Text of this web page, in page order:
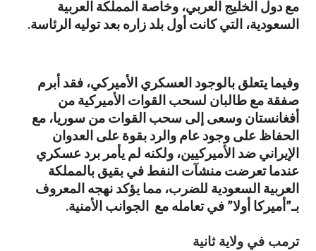
مع دول الخليج العربي، وخاصة المملكة العربية
السعودية، التي كانت أول بلد زاره بعد توليه الرئاسة.
وفيما يتعلق بالوجود العسكري الأميركي، فقد أبرم
صفقة مع طالبان لسحب القوات الأميركية من
أفغانستان وسعى إلى سحب القوات من سوريا، مع
الحفاظ على وجود عام والرد بقوة على العدوان
الإيراني ضد الأميركيين، ولكنه لم يأمر برد عسكري
عندما تعرضت منشآت النفط في بقيق بالمملكة
العربية السعودية للضرب، مما يؤكد نهجه المعروف
بـ”أميركا أولا” في تعامله مع الجوانب الأمنية.
ترمب في ولاية ثانية